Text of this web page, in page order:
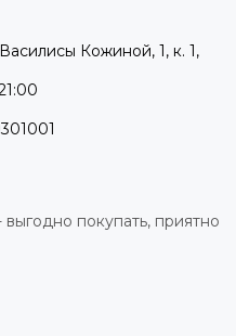
Кожиной, 1, к. 1,
покупать, приятно